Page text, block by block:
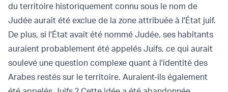
du territoire historiquement connu sous le nom de
Judée aurait été exclue de la zone attribuée à l'État juif.
De plus, si l'État avait été nommé Judée, ses habitants
auraient probablement été appelés Juifs, ce qui aurait
soulevé une question complexe quant à l'identité des
Arabes restés sur le territoire. Auraient-ils également